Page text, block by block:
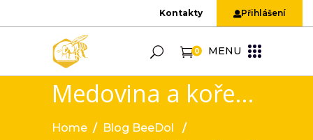
Kontakty Přihlášení
0 MENU
Medovina a koření: Jak kombinovat medovinu s kořením pro získání dokonalé chuti
Home / Blog BeeDol
/